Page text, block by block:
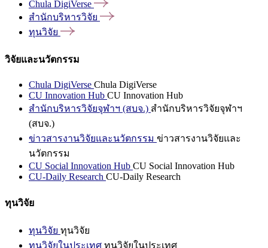
Chula DigiVerse
สำนักบริหารวิจัย
ทุนวิจัย
วิจัยและนวัตกรรม
Chula DigiVerse Chula DigiVerse
CU Innovation Hub CU Innovation Hub
สำนักบริหารวิจัยจุฬาฯ (สบจ.) สำนักบริหารวิจัยจุฬาฯ
(สบจ.)
ข่าวสารงานวิจัยและนวัตกรรม ข่าวสารงานวิจัยและ
นวัตกรรม
CU Social Innovation Hub CU Social Innovation Hub
CU-Daily Research CU-Daily Research
ทุนวิจัย
ทุนวิจัย ทุนวิจัย
ทุนวิจัยในประเทศ ทุนวิจัยในประเทศ